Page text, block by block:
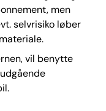
men
selvrisiko løber
vil benytte